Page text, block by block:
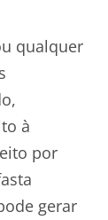
qualquer
à
por
gerar